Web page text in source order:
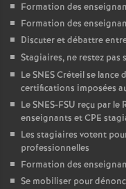
Formation des
Formation des
Discuter et débattre
Stagiaires, ne restez pas
LeSNESCréteil se lance
certifications imposées
LeSNES-FSU reçu par le
enseignants etCPE
Les stagiaires votent
professionnelles
Formation des
Se mobiliser pour